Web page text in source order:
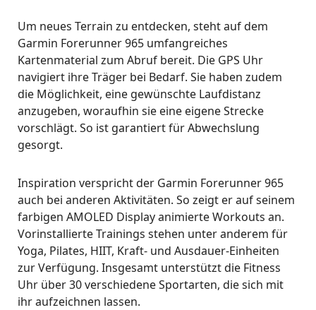
Um neues Terrain zu entdecken, steht auf dem
Garmin Forerunner 965 umfangreiches
Kartenmaterial zum Abruf bereit. Die GPS Uhr
navigiert ihre Träger bei Bedarf. Sie haben zudem
die Möglichkeit, eine gewünschte Laufdistanz
anzugeben, woraufhin sie eine eigene Strecke
vorschlägt. So ist garantiert für Abwechslung
gesorgt.
Inspiration verspricht der Garmin Forerunner 965
auch bei anderen Aktivitäten. So zeigt er auf seinem
farbigen AMOLED Display animierte Workouts an.
Vorinstallierte Trainings stehen unter anderem für
Yoga, Pilates, HIIT, Kraft- und Ausdauer-Einheiten
zur Verfügung. Insgesamt unterstützt die Fitness
Uhr über 30 verschiedene Sportarten, die sich mit
ihr aufzeichnen lassen.